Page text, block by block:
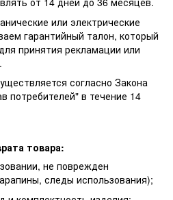
или электрические
гарантийный талон, который
принятия рекламации или
согласно Закона
потребителей" в течение 14
товара:
не поврежден
следы использования);